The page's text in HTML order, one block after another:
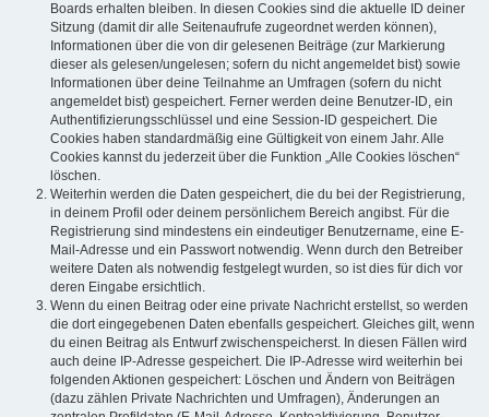
Boards erhalten bleiben. In diesen Cookies sind die aktuelle ID deiner
Sitzung (damit dir alle Seitenaufrufe zugeordnet werden können),
Informationen über die von dir gelesenen Beiträge (zur Markierung
dieser als gelesen/ungelesen; sofern du nicht angemeldet bist) sowie
Informationen über deine Teilnahme an Umfragen (sofern du nicht
angemeldet bist) gespeichert. Ferner werden deine Benutzer-ID, ein
Authentifizierungsschlüssel und eine Session-ID gespeichert. Die
Cookies haben standardmäßig eine Gültigkeit von einem Jahr. Alle
Cookies kannst du jederzeit über die Funktion „Alle Cookies löschen“
löschen.
Weiterhin werden die Daten gespeichert, die du bei der Registrierung,
in deinem Profil oder deinem persönlichem Bereich angibst. Für die
Registrierung sind mindestens ein eindeutiger Benutzername, eine E-
Mail-Adresse und ein Passwort notwendig. Wenn durch den Betreiber
weitere Daten als notwendig festgelegt wurden, so ist dies für dich vor
deren Eingabe ersichtlich.
Wenn du einen Beitrag oder eine private Nachricht erstellst, so werden
die dort eingegebenen Daten ebenfalls gespeichert. Gleiches gilt, wenn
du einen Beitrag als Entwurf zwischenspeicherst. In diesen Fällen wird
auch deine IP-Adresse gespeichert. Die IP-Adresse wird weiterhin bei
folgenden Aktionen gespeichert: Löschen und Ändern von Beiträgen
(dazu zählen Private Nachrichten und Umfragen), Änderungen an